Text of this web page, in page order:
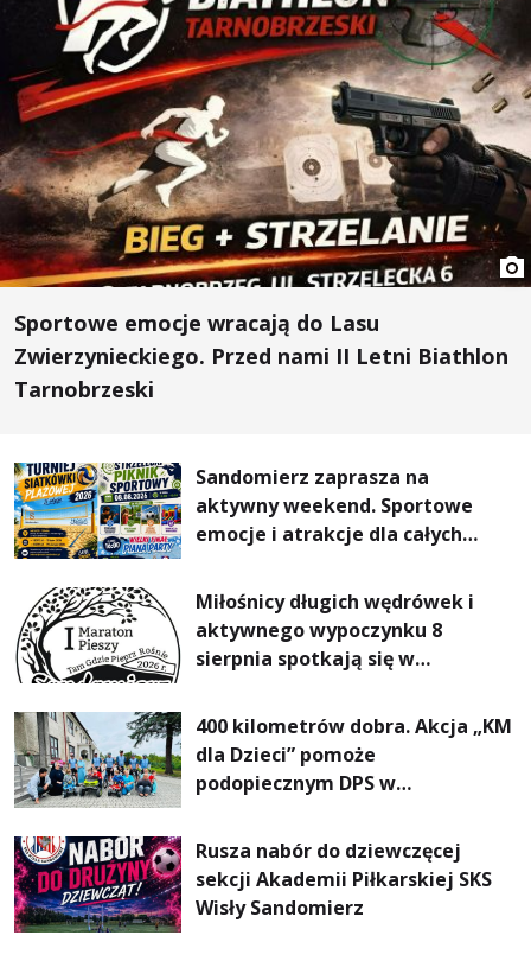
Sportowe emocje wracają do Lasu
Zwierzynieckiego. Przed nami II Letni Biathlon
Tarnobrzeski
Sandomierz zaprasza na
aktywny weekend. Sportowe
emocje i atrakcje dla całych
Miłośnicy długich wędrówek i
aktywnego wypoczynku 8
sierpnia spotkają się w
Pieszym „Tam Gdzie Pieprz
Rośnie”
400 kilometrów dobra. Akcja „KM
dla Dzieci” pomoże
podopiecznym DPS w
Rusza nabór do dziewczęcej
sekcji Akademii Piłkarskiej SKS
Wisły Sandomierz